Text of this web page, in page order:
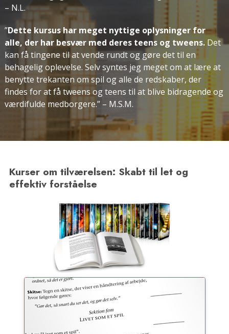
– N.L.
”Dette kursus har meget nyttige oplysninger for
alle, der har besvær med deres teens og tweens.Det
kan få tingene til at vende rundt og gøre det til en
behagelig oplevelse. Selv syntes jeg meget om at lære at
benytte trekanten om spil og alle de redskaber, der
findes for at få tweens og teens til at blive bidragende og
værdifulde medborgere.” – M.S.M.
Kurser om tilværelsen: Skabt til let og
effektiv forståelse